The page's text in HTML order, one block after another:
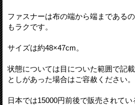
ファスナーは布の端から端まである
もラクです。
サイズは約48×47cm。
状態については目についた範囲で記
としがあった場合はご容赦ください。
日本では15000円前後で販売されて